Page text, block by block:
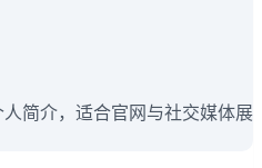
简介，适合官网与社交媒体展